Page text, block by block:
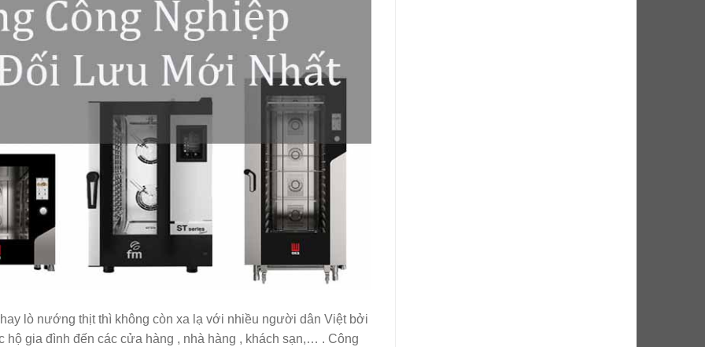
lò nướng thịt thì không còn xa lạ với nhiều người dân Việt bởi
gia đình đến các cửa hàng , nhà hàng , khách sạn,… . Công